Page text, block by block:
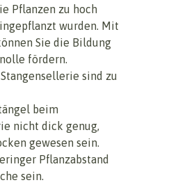
Pflanzen zu hoch
wurden. Mit
Sie die Bildung
fördern.
sind zu
beim
nicht dick genug,
gewesen sein.
Pflanzabstand
sein.